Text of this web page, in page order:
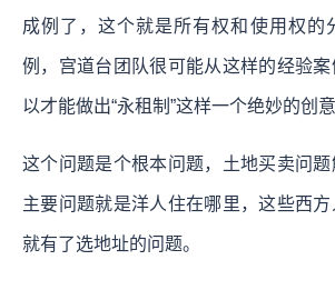
成例了，这个就是所有权和使用权的
例，宫道台团队很可能从这样的经验
以才能做出“永租制”这样一个绝妙的创意
这个问题是个根本问题，土地买卖问
主要问题就是洋人住在哪里，这些西方
就有了选地址的问题。